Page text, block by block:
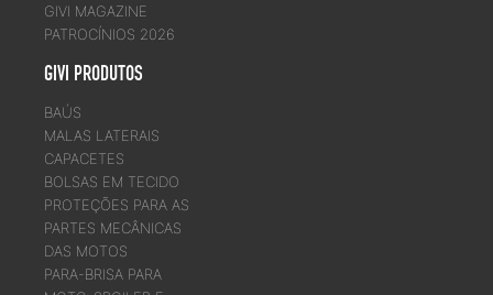
GIVI MAGAZINE
PATROCÍNIOS 2026
GIVI PRODUTOS
BAÚS
MALAS LATERAIS
CAPACETES
BOLSAS EM TECIDO
PROTEÇÕES PARA AS
PARTES MECÂNICAS
DAS MOTOS
PARA-BRISA PARA